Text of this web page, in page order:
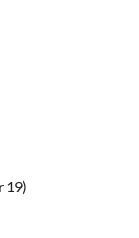
19)